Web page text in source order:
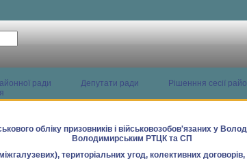
ради Депутати ради Рішенння сесії
обліку призовників і військовозобов'язаних у
Володимирським РТЦК та СП
територіальних угод, колективних